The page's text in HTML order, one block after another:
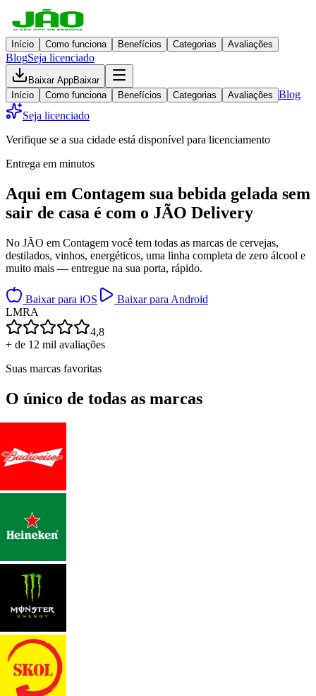
Início Como funciona Benefícios Categorias Avaliações
BlogSeja licenciado
Baixar AppBaixar
Início
Como funciona Benefícios Categorias Avaliações Blog
Seja licenciado
Verifique se a sua cidade está disponível para licenciamento
Entrega em minutos
Aqui em Contagem sua bebida gelada sem
sair de casa é com o JÃO Delivery
No JÃO em Contagem você tem todas as marcas de cervejas,
destilados, vinhos, energéticos, uma linha completa de zero álcool e
muito mais — entregue na sua porta, rápido.
Baixar para iOS
Baixar para Android
LMRA
4,8
+ de 12 mil avaliações
Suas marcas favoritas
O único de todas as marcas